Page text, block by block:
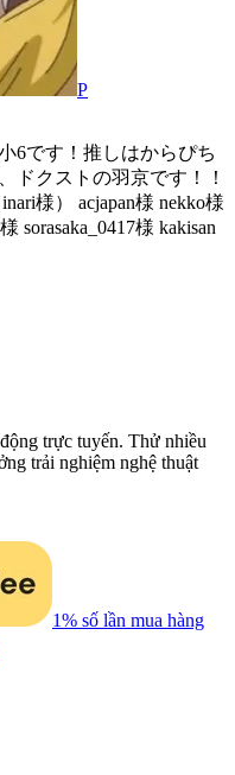
P
6です！推しはからぴち
ドクストの羽京です！！
様） acjapan様 nekko様
sorasaka_0417様 kakisan
trực tuyến. Thử nhiều
trải nghiệm nghệ thuật
1% số lần mua hàng